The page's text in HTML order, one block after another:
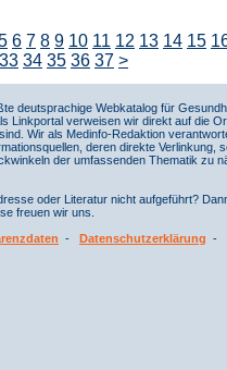
6 7 8 9 10 11 12 13 14 15
33 34 35 36 37 >
deutsprachige Webkatalog für
Linkportal verweisen wir direkt auf die
Wir als Medinfo-Redaktion
deren direkte
der umfassenden Thematik
oder Literatur nicht aufgeführt?
freuen wir uns.
- Datenschutzerklärung -